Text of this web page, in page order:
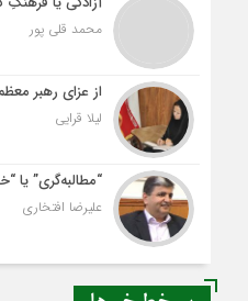
محمد قلی پور
از عزای رهبر
لیلا قرایی
“مطالبه‌گری” یا
علیرضا افتخاری